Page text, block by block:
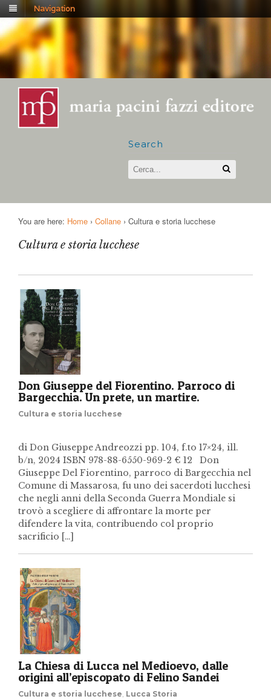
Navigation
Search
You are here: Home › Collane › Cultura e storia lucchese
Cultura e storia lucchese
Don Giuseppe del Fiorentino. Parroco di
Bargecchia. Un prete, un martire.
Cultura e storia lucchese
di Don Giuseppe Andreozzi pp. 104, f.to 17×24, ill.
b/n, 2024 ISBN 978-88-6550-969-2 € 12 Don
Giuseppe Del Fiorentino, parroco di Bargecchia nel
Comune di Massarosa, fu uno dei sacerdoti lucchesi
che negli anni della Seconda Guerra Mondiale si
trovò a scegliere di affrontare la morte per
difendere la vita, contribuendo col proprio
sacrificio […]
La Chiesa di Lucca nel Medioevo, dalle
origini all’episcopato di Felino Sandei
Cultura e storia lucchese Lucca Storia